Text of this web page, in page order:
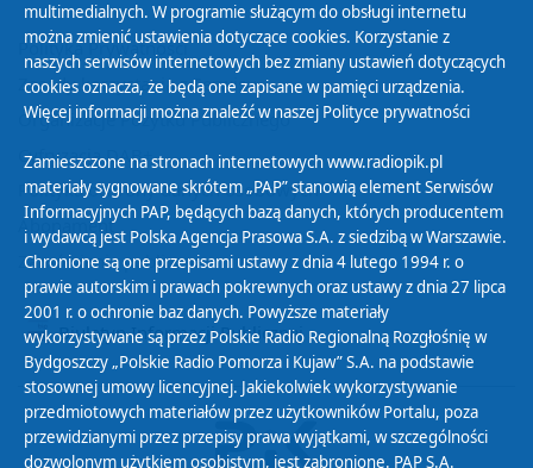
Polityka Prywatności
Zasady korzystania z Serwisu
Organizacje Pożytku Publicznego
Cyfryzacja DAB+
Polityka ochrony danych osobowych
Abonament
Zamówienia publiczne
Biuletyn Informacji Publicznej
multimedialnych. W programie służącym do obsługi internetu
można zmienić ustawienia dotyczące cookies. Korzystanie z
naszych serwisów internetowych bez zmiany ustawień dotyczących
cookies oznacza, że będą one zapisane w pamięci urządzenia.
Więcej informacji można znaleźć w naszej Polityce prywatności
Zamieszczone na stronach internetowych www.radiopik.pl
materiały sygnowane skrótem „PAP” stanowią element Serwisów
Informacyjnych PAP, będących bazą danych, których producentem
i wydawcą jest Polska Agencja Prasowa S.A. z siedzibą w Warszawie.
Chronione są one przepisami ustawy z dnia 4 lutego 1994 r. o
prawie autorskim i prawach pokrewnych oraz ustawy z dnia 27 lipca
2001 r. o ochronie baz danych. Powyższe materiały
wykorzystywane są przez Polskie Radio Regionalną Rozgłośnię w
Bydgoszczy „Polskie Radio Pomorza i Kujaw” S.A. na podstawie
stosownej umowy licencyjnej. Jakiekolwiek wykorzystywanie
przedmiotowych materiałów przez użytkowników Portalu, poza
przewidzianymi przez przepisy prawa wyjątkami, w szczególności
dozwolonym użytkiem osobistym, jest zabronione. PAP S.A.